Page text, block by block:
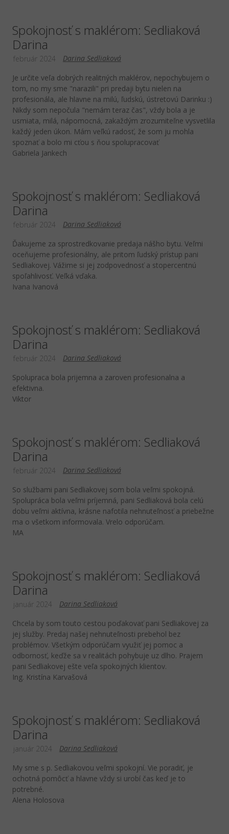
Spokojnosť s maklérom: Sedliaková
Darina
Darina Sedliaková
február 2024
Je určite veľa dobrých realitných maklérov, nepochybujem o
tom, no my sme "narazili" pri predaji bytu nielen na
profesionála, ale hlavne na milú, ľudskú, ústretovú Darinku :)
Nikdy som nepočula "nemám teraz čas", vždy bola a je
usmiata, milá, nápomocná, zakaždým zrozumiteľne vysvetlila
každý jeden úkon. Mám veľkú radosť, že som ju mohla
spoznať a bolo mi cťou s ňou spolupracovať
Gabriela Jankech
Spokojnosť s maklérom: Sedliaková
Darina
Darina Sedliaková
február 2024
Ďakujeme za sprostredkovanie predaja nášho bytu. Veľmi
oceňujeme profesionálny, ale pritom ľudský prístup pani
Sedliakovej. Vážime si jej zodpovednosť a stopercentnú
spoľahlivosť. Veľká vďaka.
Ivana Ivanová
Spokojnosť s maklérom: Sedliaková
Darina
Darina Sedliaková
február 2024
Spolupraca bola prijemna a zaroven profesionalna a
efektivna.
Viktor
Spokojnosť s maklérom: Sedliaková
Darina
Darina Sedliaková
február 2024
So službami pani Sedliakovej som bola veľmi spokojná.
Spolupráca bola veľmi príjemná, pani Sedliaková bola celú
dobu veľmi aktívna, krásne nafotila nehnuteľnosť a priebežne
ma o všetkom informovala. Vrelo odporúčam.
MA
Spokojnosť s maklérom: Sedliaková
Darina
Darina Sedliaková
január 2024
Chcela by som touto cestou poďakovať pani Sedliakovej za
jej služby. Predaj našej nehnuteľnosti prebehol bez
problémov. Všetkým odporúčam využiť jej pomoc a
odbornosť, keďže sa v realitách pohybuje uz dlho. Prajem
pani Sedliakovej ešte veľa spokojných klientov.
Ing. Kristína Karvašová
Spokojnosť s maklérom: Sedliaková
Darina
Darina Sedliaková
január 2024
My sme s p. Sedliakovou veľmi spokojní. Vie poradiť, je
ochotná pomôcť a hlavne vždy si urobí čas keď je to
potrebné.
Alena Holosova